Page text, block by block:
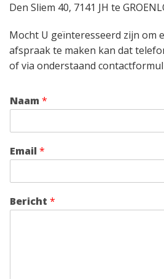
Den Sliem 40, 7141 JH te
Mocht U geïnteresseerd zijn om
afspraak te maken kan dat
of via onderstaand
Naam *
Email *
Bericht *